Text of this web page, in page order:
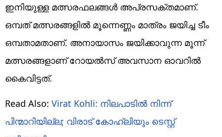
ഇനിയുള്ള മത്സരഫലങ്ങള്‍ അപ്രസക്തമാണ്.
ഒമ്പത് മത്സരങ്ങളില്‍ മൂന്നെണ്ണം മാത്രം ജയിച്ച ടീം
ഒമ്പതാമതാണ്. അനായാസം ജയിക്കാവുന്ന മൂന്ന്
മത്സരങ്ങളാണ് റോയല്‍സ് അവസാന ഓവറില്‍
കൈവിട്ടത്.
Read Also: Virat Kohli: നിലപാടില്‍ നിന്ന്
പിന്മാറിയില്ല; വിരാട് കോഹ്ലിയും ടെസ്റ്റ്